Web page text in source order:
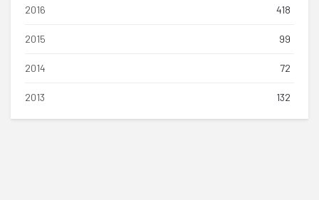
2016 418
2015 99
2014 72
2013 132